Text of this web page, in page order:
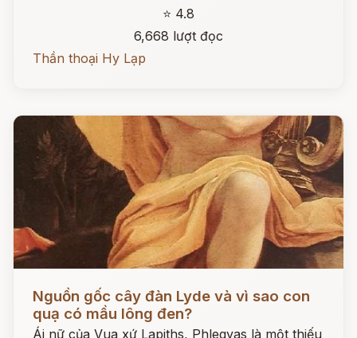
⭐ 4.8
6,668 lượt đọc
Thần thoại Hy Lạp
Đọc ngay
Nguồn gốc cây đàn Lyde và vì sao con
quạ có mầu lông đen?
Ái nữ của Vua xứ Lapiths, Phlegyas là một thiếu